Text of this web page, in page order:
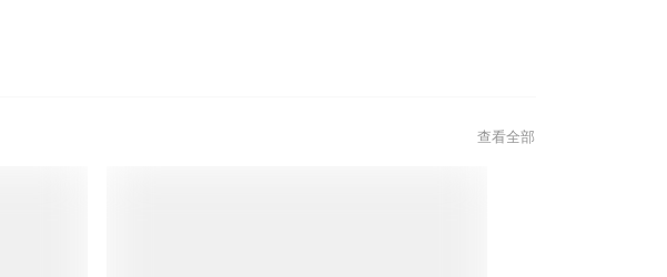
查看全部